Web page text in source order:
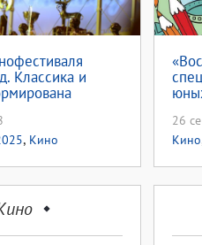
Классика и
, Кино
26
Кино